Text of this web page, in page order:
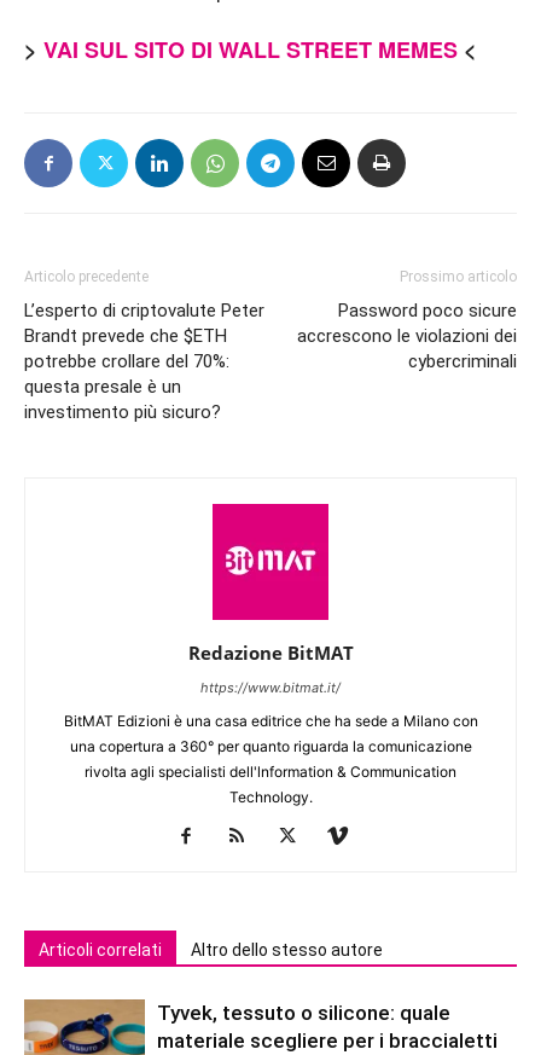
> VAI SUL SITO DI WALL STREET MEMES <
Articolo precedente
L’esperto di criptovalute Peter
Brandt prevede che $ETH
potrebbe crollare del 70%:
questa presale è un
investimento più sicuro?
Prossimo articolo
Password poco sicure
accrescono le violazioni dei
cybercriminali
Redazione BitMAT
https://www.bitmat.it/
BitMAT Edizioni è una casa editrice che ha sede a Milano con
una copertura a 360° per quanto riguarda la comunicazione
rivolta agli specialisti dell'lnformation & Communication
Technology.
Articoli correlati Altro dello stesso autore
Tyvek, tessuto o silicone: quale
materiale scegliere per i braccialetti